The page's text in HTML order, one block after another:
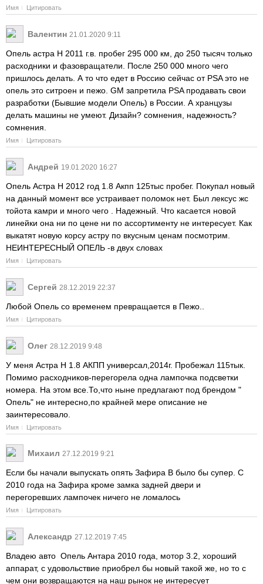
Имя Цитировать
Валентин 21.01.2020 9:11
Опель астра H 2011 г.в. пробег 295 000 км, до 250 тысяч только
расходники и фазовращатели. После 250 000 много чего
пришлось делать. А то что едет в Россию сейчас от PSA это не
опель это ситроен и пежо. GM запретила PSA продавать свои
разработки (Бывшие модели Опель) в России. А хранцузы
делать машины не умеют. Дизайн? сомнения, надежность?
сомнения.
Имя Цитировать
Андрей 19.01.2020 16:27
Опель Астра Н 2012 год 1.8 Акпп 125тыс пробег. Покупал новый
на данный момент все устраивает поломок нет. Был лексус жс
тойота камри и много чего . Надежный. Что касается новой
линейки она ни по цене ни по ассортименту не интересует. Как
выкатят новую корсу астру по вкусным ценам посмотрим.
НЕИНТЕРЕСНЫЙ ОПЕЛЬ -в двух словах
Имя Цитировать
Сергей 28.12.2019 22:37
Любой Опель со временем превращается в Пежо..
Имя Цитировать
Олег 28.12.2019 9:48
У меня Астра H 1.8 АКПП универсал,2014г. Пробежал 115тык.
Помимо расходников-перегорела одна лампочка подсветки
номера. На этом все.То,что ныне предлагают под брендом "
Опель" не интересно,по крайней мере описание не
заинтересовало.
Имя Цитировать
Михаил 27.12.2019 9:21
Если бы начали выпускать опять Зафира В было бы супер. С
2010 года на Зафира кроме замка задней двери и
перегоревших лампочек ничего не ломалось
Имя Цитировать
Александр 27.12.2019 7:45
Владею авто Опель Антара 2010 года, мотор 3.2, хороший
аппарат, с удовольствие приобрел бы новый такой же, но то с
чем они возвращаются на наш рынок не интересует